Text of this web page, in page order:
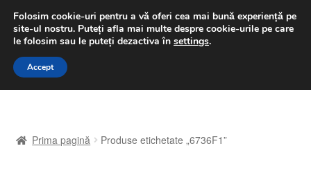
LIVRARE de la 33 lei
luni-vineri 9 a.m. - 4 p.m.031 229 6816
Sari
Sari
A lua legatura
Prima pagină Produse etichetate „6736F1”
Folosim cookie-uri pentru a vă oferi cea mai bună experiență pe
site-ul nostru. Puteți afla mai multe despre cookie-urile pe care
le folosim sau le puteți dezactiva în settings.
Accept